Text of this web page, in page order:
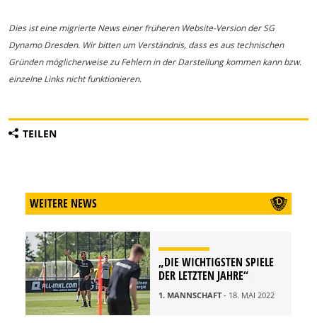
Dies ist eine migrierte News einer früheren Website-Version der SG
Dynamo Dresden. Wir bitten um Verständnis, dass es aus technischen
Gründen möglicherweise zu Fehlern in der Darstellung kommen kann bzw.
einzelne Links nicht funktionieren.
TEILEN
WEITERE NEWS
„DIE WICHTIGSTEN SPIELE
DER LETZTEN JAHRE“
1. MANNSCHAFT- 18. MAI 2022